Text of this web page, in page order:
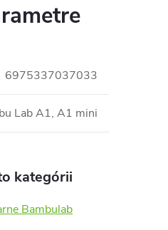
6975337037033
Lab A1, A1 mini
kategórii
Bambulab